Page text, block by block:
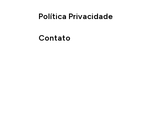
Política Privacidade
Contato